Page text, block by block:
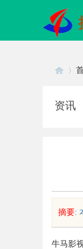
sc
资讯
摘要:
牛马影